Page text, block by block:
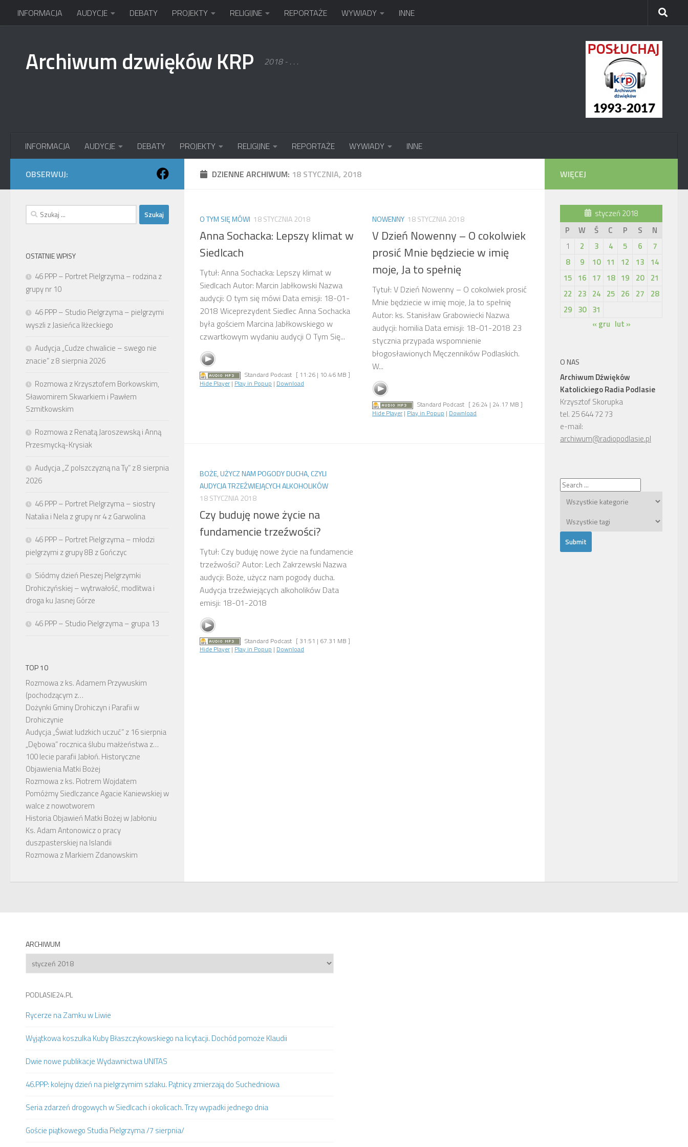
Przejdź do treści
INFORMACJA AUDYCJE DEBATY PROJEKTY RELIGIJNE REPORTAŻE WYWIADY INNE
Archiwum dzwięków KRP 2018 - . . .
INFORMACJA AUDYCJE DEBATY PROJEKTY RELIGIJNE REPORTAŻE WYWIADY INNE
DZIENNE ARCHIWUM: 18 STYCZNIA, 2018
O TYM SIĘ MÓWI 18 STYCZNIA 2018
Anna Sochacka: Lepszy klimat w
Siedlcach
Tytuł: Anna Sochacka: Lepszy klimat w
Siedlcach Autor: Marcin Jabłkowski Nazwa
audycji: O tym się mówi Data emisji: 18-01-
2018 Wiceprezydent Siedlec Anna Sochacka
była gościem Marcina Jabłkowskiego w
czwartkowym wydaniu audycji O Tym Się...
Standard Podcast [ 11:26 | 10.46 MB ]
Hide Player | Play in Popup | Download
NOWENNY 18 STYCZNIA 2018
V Dzień Nowenny – O cokolwiek
prosić Mnie będziecie w imię
moje, Ja to spełnię
Tytuł: V Dzień Nowenny – O cokolwiek prosić
Mnie będziecie w imię moje, Ja to spełnię
Autor: ks. Stanisław Grabowiecki Nazwa
audycji: homilia Data emisji: 18-01-2018 23
stycznia przypada wspomnienie
błogosławionych Męczenników Podlaskich.
W...
Standard Podcast [ 26:24 | 24.17 MB ]
Hide Player | Play in Popup | Download
BOŻE, UŻYCZ NAM POGODY DUCHA, CZYLI
AUDYCJA TRZEŹWIEJĄCYCH ALKOHOLIKÓW
18 STYCZNIA 2018
Czy buduję nowe życie na
fundamencie trzeźwości?
Tytuł: Czy buduję nowe życie na fundamencie
trzeźwości? Autor: Lech Zakrzewski Nazwa
audycji: Boże, użycz nam pogody ducha.
Audycja trzeźwiejących alkoholików Data
emisji: 18-01-2018
Standard Podcast [ 31:51 | 67.31 MB ]
Hide Player | Play in Popup | Download
OBSERWUJ:
Szukaj:
OSTATNIE WPISY
46 PPP – Portret Pielgrzyma – rodzina z
grupy nr 10
46 PPP – Studio Pielgrzyma – pielgrzymi
wyszli z Jasieńca Iłżeckiego
Audycja „Cudze chwalicie – swego nie
znacie” z 8 sierpnia 2026
Rozmowa z Krzysztofem Borkowskim,
Sławomirem Skwarkiem i Pawłem
Szmitkowskim
Rozmowa z Renatą Jaroszewską i Anną
Przesmycką-Krysiak
Audycja „Z polszczyzną na Ty” z 8 sierpnia
2026
46 PPP – Portret Pielgrzyma – siostry
Natalia i Nela z grupy nr 4 z Garwolina
46 PPP – Portret Pielgrzyma – młodzi
pielgrzymi z grupy 8B z Gończyc
Siódmy dzień Pieszej Pielgrzymki
Drohiczyńskiej – wytrwałość, modlitwa i
droga ku Jasnej Górze
46 PPP – Studio Pielgrzyma – grupa 13
TOP 10
Rozmowa z ks. Adamem Przywuskim
(pochodzącym z…
Dożynki Gminy Drohiczyn i Parafii w
Drohiczynie
Audycja „Świat ludzkich uczuć” z 16 sierpnia
„Dębowa” rocznica ślubu małżeństwa z…
100 lecie parafii Jabłoń. Historyczne
Objawienia Matki Bożej
Rozmowa z ks. Piotrem Wojdatem
Pomóżmy Siedlczance Agacie Kaniewskiej w
walce z nowotworem
Historia Objawień Matki Bożej w Jabłoniu
Ks. Adam Antonowicz o pracy
duszpasterskiej na Islandii
Rozmowa z Markiem Zdanowskim
WIĘCEJ
styczeń 2018
P
W Ś C P S
N
1
2 3 4 5 6
7
8
9 10 11 12 13
14
15 16 17 18 19 20
21
22
23 24 25 26 27
28
29 30 31
« gru lut »
O NAS
Archiwum Dźwięków
Katolickiego Radia Podlasie
Krzysztof Skorupka
tel. 25 644 72 73
e-mail:
archiwum@radiopodlasie.pl
ARCHIWUM
Archiwum
PODLASIE24.PL
Rycerze na Zamku w Liwie
Wyjątkowa koszulka Kuby Błaszczykowskiego na licytacji. Dochód pomoże Klaudii
Dwie nowe publikacje Wydawnictwa UNITAS
46.PPP: kolejny dzień na pielgrzymim szlaku. Pątnicy zmierzają do Suchedniowa
Seria zdarzeń drogowych w Siedlcach i okolicach. Trzy wypadki jednego dnia
Goście piątkowego Studia Pielgrzyma /7 sierpnia/